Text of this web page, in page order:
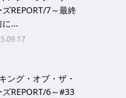
REPORT/7～最終
に...
ング・オブ・ザ・
REPORT/6～#33